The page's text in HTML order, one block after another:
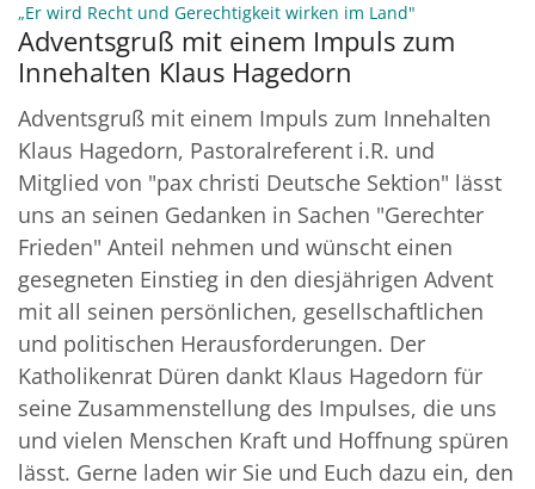
„Er wird Recht und Gerechtigkeit wirken im Land"
Adventsgruß mit einem Impuls zum
Innehalten Klaus Hagedorn
Adventsgruß mit einem Impuls zum Innehalten
Klaus Hagedorn, Pastoralreferent i.R. und
Mitglied von "pax christi Deutsche Sektion" lässt
uns an seinen Gedanken in Sachen "Gerechter
Frieden" Anteil nehmen und wünscht einen
gesegneten Einstieg in den diesjährigen Advent
mit all seinen persönlichen, gesellschaftlichen
und politischen Herausforderungen. Der
Katholikenrat Düren dankt Klaus Hagedorn für
seine Zusammenstellung des Impulses, die uns
und vielen Menschen Kraft und Hoffnung spüren
lässt. Gerne laden wir Sie und Euch dazu ein, den